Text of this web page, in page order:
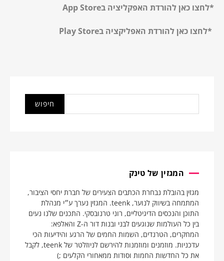
*לחצו כאן להורדת האפקליציה בApp Store
*לחצו כאן להורדת האפליקציה בPlay Store
המגזין של טינק
מגזין בהובלת נבחרת הכתבים הצעירים של חברת יחסי הציבור,
המתמחה בשיווק לנוער, teenk. המגזין נערך ע״י מנהלת
התוכן והנכסים הדיגיטליים, רוני טרנובסקי. התכנים שלנו נעים
בין כל העולמות שנוגעים לבני ובנות דור ה-Z והאלפא:
המחקרים, הטרנדים, השמות החמים של הרגע והידיעות הכי
עדכניות. מוזמנים ומוזמנות להירשם לניוזלטר של teenk, לקבל
את כל החדשות החמות וסודות ממאחורי הקלעים ;)